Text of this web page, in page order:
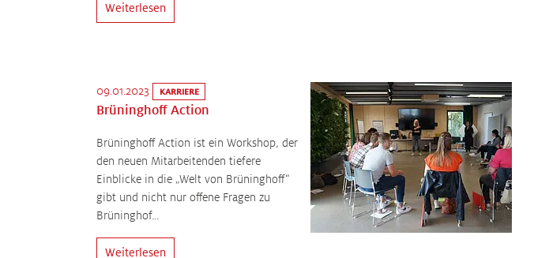
Weiterlesen
09.01.2023 KARRIERE
Brüninghoff Action
Brüninghoff Action ist ein Workshop, der
den neuen Mitarbeitenden tiefere
Einblicke in die „Welt von Brüninghoff“
gibt und nicht nur offene Fragen zu
Brüninghof…
Weiterlesen